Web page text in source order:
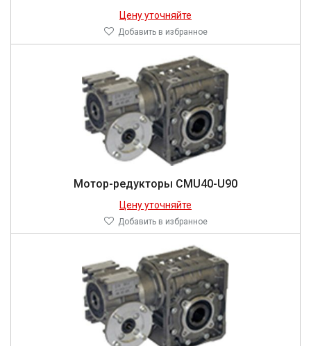
Цену уточняйте
Добавить в избранное
Мотор-редукторы CMU40-U90
Цену уточняйте
Добавить в избранное